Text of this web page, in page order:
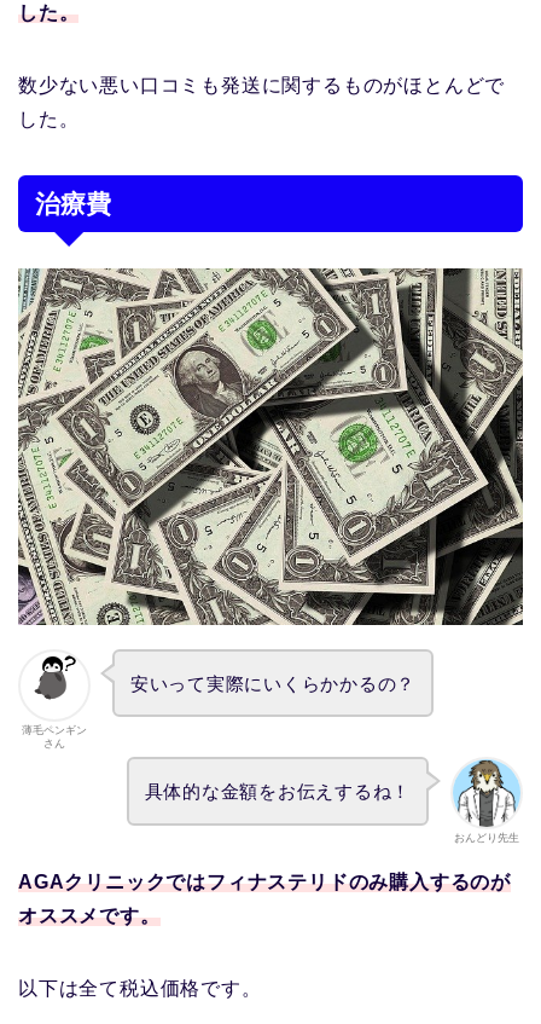
した。
数少ない悪い口コミも発送に関するものがほとんどで
した。
治療費
薄毛ペンギン
さん
安いって実際にいくらかかるの？
おんどり先生
具体的な金額をお伝えするね！
AGAクリニックではフィナステリドのみ購入するのが
オススメです。
以下は全て税込価格です。